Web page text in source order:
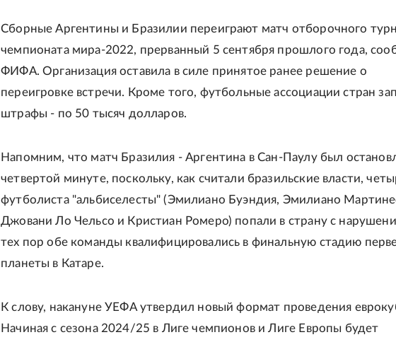
Сборные Аргентины и Бразилии переиграют матч отборочного
чемпионата мира-2022, прерванный 5 сентября прошлого года,
ФИФА. Организация оставила в силе принятое ранее решение о
переигровке встречи. Кроме того, футбольные ассоциации стран
штрафы - по 50 тысяч долларов.
Напомним, что матч Бразилия - Аргентина в Сан-Паулу был
четвертой минуте, поскольку, как считали бразильские власти,
футболиста "альбиселесты" (Эмилиано Буэндия, Эмилиано
Джовани Ло Чельсо и Кристиан Ромеро) попали в страну с
тех пор обе команды квалифицировались в финальную стадию
планеты в Катаре.
К слову, накануне УЕФА утвердил новый формат проведения
Начиная с сезона 2024/25 в Лиге чемпионов и Лиге Европы будет